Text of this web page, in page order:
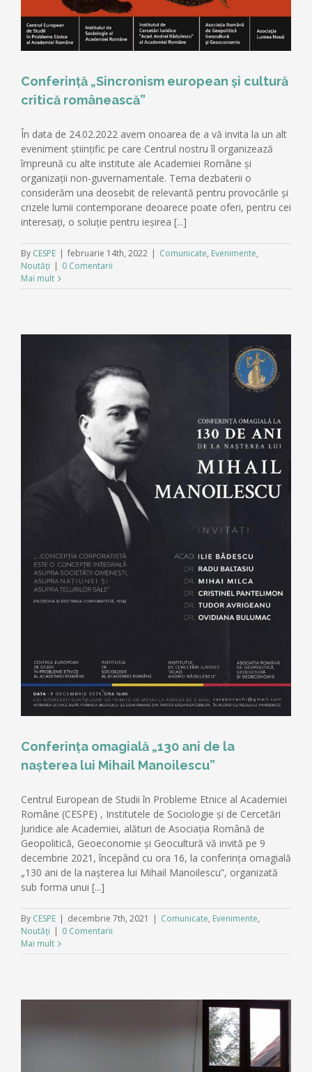
Conferință „Sincronism european și cultură
critică românească”
În data de 24.02.2022 avem onoarea de a vă invita la un alt
eveniment științific pe care Centrul nostru îl organizează
împreună cu alte institute ale Academiei Române și
organizații non-guvernamentale. Tema dezbaterii o
considerăm una deosebit de relevantă pentru provocările și
crizele lumii contemporane deoarece poate oferi, pentru cei
interesați, o soluție pentru ieșirea [...]
By CESPE | februarie 14th, 2022 | Comunicate, Evenimente,
Noutăți | 0 Comentarii
Mai mult
Conferința omagială „130 ani de la
nașterea lui Mihail Manoilescu”
Centrul European de Studii în Probleme Etnice al Academiei
Române (CESPE) , Institutele de Sociologie și de Cercetări
Juridice ale Academiei, alături de Asociația Română de
Geopolitică, Geoeconomie și Geocultură vă invită pe 9
decembrie 2021, începând cu ora 16, la conferința omagială
„130 ani de la nașterea lui Mihail Manoilescu”, organizată
sub forma unui [...]
By CESPE decembrie 7th, 2021 Comunicate, Evenimente,
Noutăți
0 Comentarii
Mai mult